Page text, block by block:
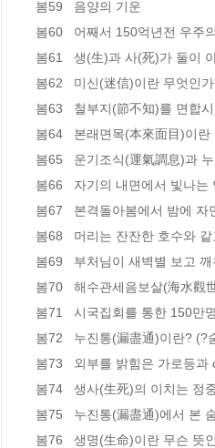
봄59   음양의 기운
봄60   어째서 150억년전 우주
봄61   생(生)과 사(死)가 둘이
봄62   미신(迷信)이란 무엇인
봄63   철부지(節不知)를 면합
봄64   본래면목(本來面目)이
봄65   운기조식(運氣調息)과
봄66   자기의 내면에서 빛나는
봄67   본격돌아봄에서 밤에
봄68   머리는 잔잔한 호수와
봄69   부처님이 새벽별 보고
봄70   해수관세음보살(海水
봄71   시국집회를 통한 150만
봄72   누진통(漏盡通)이란?
봄73   외부를 밝힘은 가로등
봄74   생사(生死)의 이치는 정
봄75   누진통(漏盡通)에서 본
봄76   생명(生命)이란 무슨 뜻